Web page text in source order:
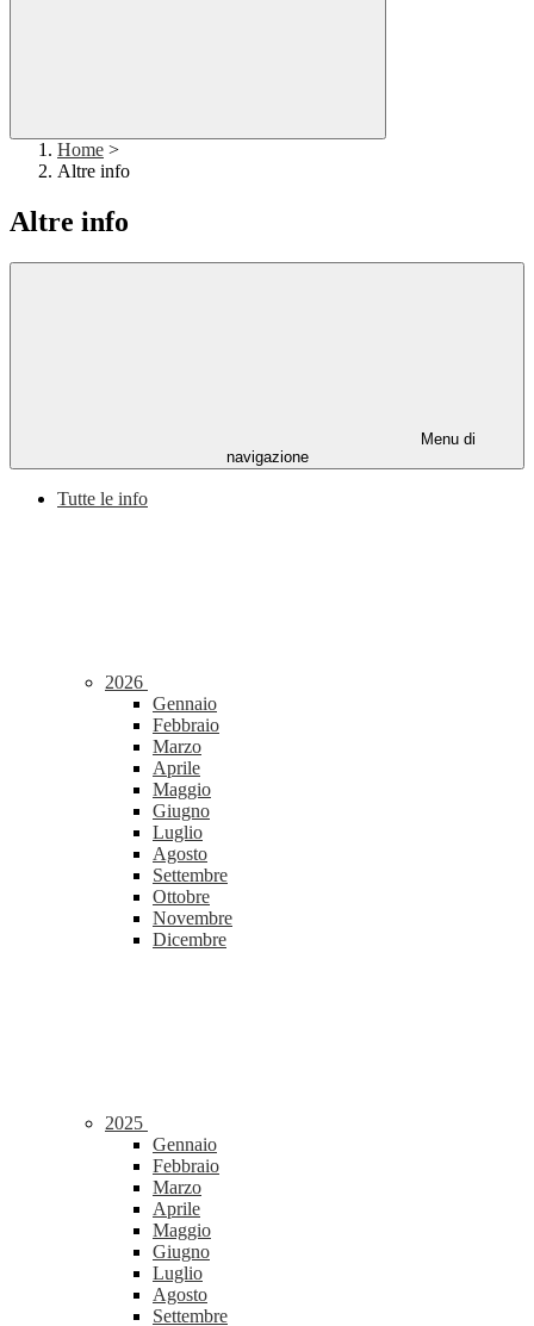
Home >
Altre info
Altre info
Menu di
navigazione
Tutte le info
2026
Gennaio
Febbraio
Marzo
Aprile
Maggio
Giugno
Luglio
Agosto
Settembre
Ottobre
Novembre
Dicembre
2025
Gennaio
Febbraio
Marzo
Aprile
Maggio
Giugno
Luglio
Agosto
Settembre